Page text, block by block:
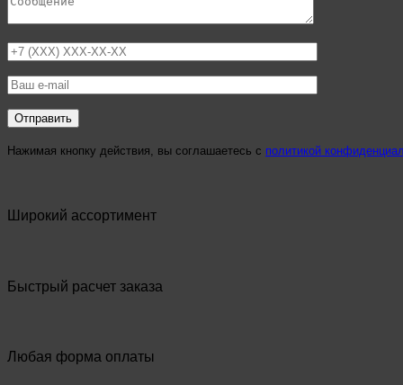
Нажимая кнопку действия, вы соглашаетесь с политикой
Широкий ассортимент
Быстрый расчет заказа
Любая форма оплаты